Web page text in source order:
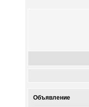
Объявление